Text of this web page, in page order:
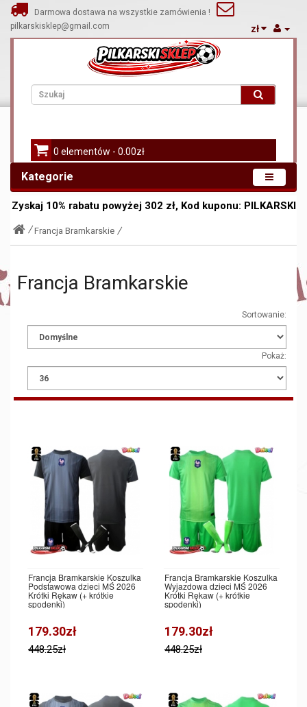
Darmowa dostawa na wszystkie zamówienia !
pilkarskisklep@gmail.com
zł
0 elementów - 0.00zł
Kategorie
Zyskaj 10% rabatu powyżej 302 zł, Kod kuponu: PILKARSKI
Francja Bramkarskie
Francja Bramkarskie
Sortowanie:
Pokaż:
Francja Bramkarskie Koszulka
Podstawowa dzieci MŚ 2026
Krótki Rękaw (+ krótkie
spodenki)
179.30zł
448.25zł
Francja Bramkarskie Koszulka
Wyjazdowa dzieci MŚ 2026
Krótki Rękaw (+ krótkie
spodenki)
179.30zł
448.25zł